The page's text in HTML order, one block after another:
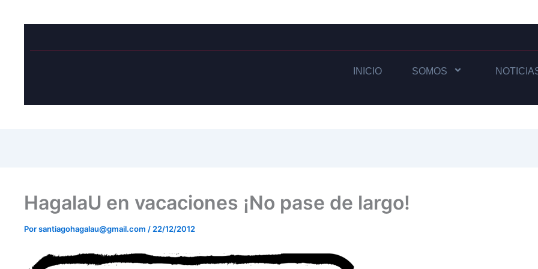
INICIO SOMOS
HagalaU en vacaciones ¡No pase de largo!
Porsantiagohagalau@gmail.com / 22/12/2012